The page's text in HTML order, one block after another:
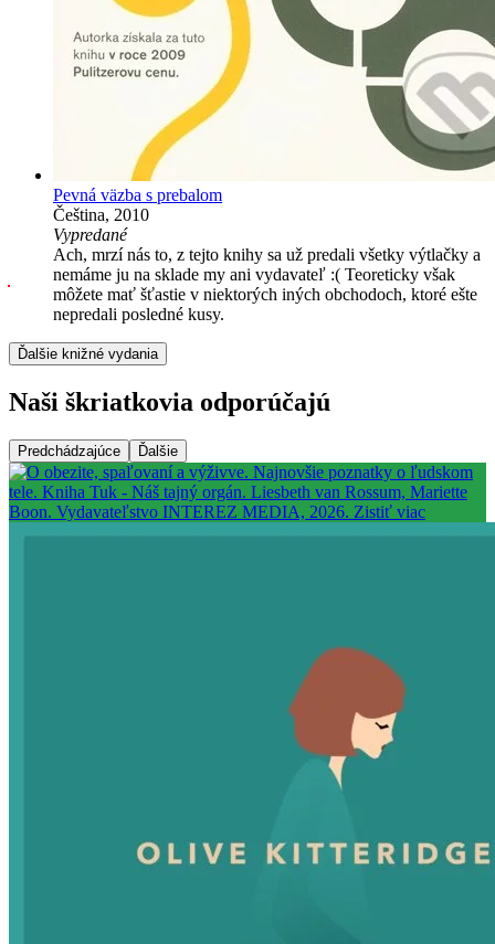
Pevná väzba s prebalom
Čeština, 2010
Vypredané
Ach, mrzí nás to, z tejto knihy sa už predali všetky výtlačky a
nemáme ju na sklade my ani vydavateľ :( Teoreticky však
môžete mať šťastie v niektorých iných obchodoch, ktoré ešte
nepredali posledné kusy.
Ďalšie knižné vydania
Naši škriatkovia odporúčajú
Predchádzajúce Ďalšie